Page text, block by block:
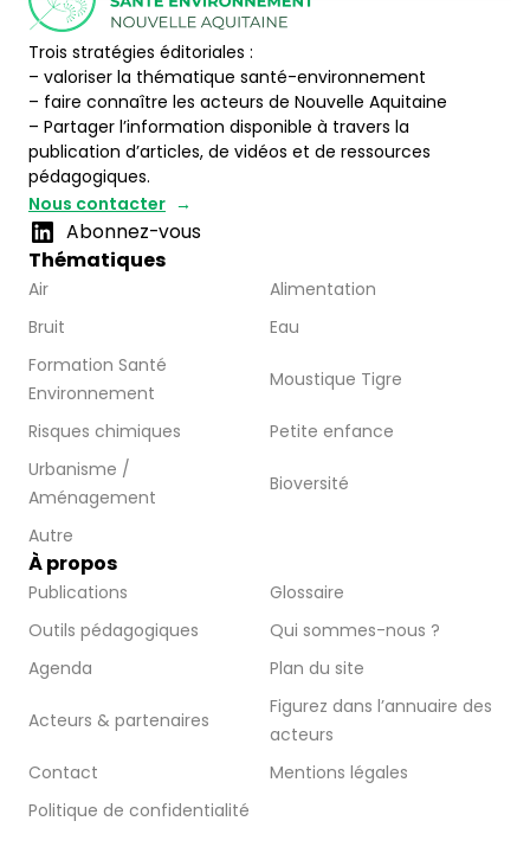
Trois stratégies éditoriales :
– valoriser la thématique santé-environnement
– faire connaître les acteurs de Nouvelle Aquitaine
– Partager l’information disponible à travers la
publication d’articles, de vidéos et de ressources
pédagogiques.
Nous contacter
Abonnez-vous
Thématiques
Air
Alimentation
Bruit
Eau
Formation Santé
Environnement
Moustique Tigre
Risques chimiques
Petite enfance
Urbanisme /
Aménagement
Bioversité
Autre
À propos
Publications
Glossaire
Outils pédagogiques
Qui sommes-nous ?
Agenda
Plan du site
Acteurs & partenaires
Figurez dans l’annuaire des
acteurs
Contact
Mentions légales
Politique de confidentialité